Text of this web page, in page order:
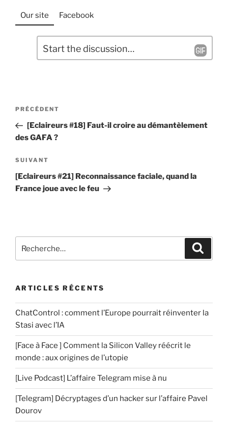
Our site Facebook
e
u
n
c
m
i
e
a
i
e
*
Navigation
l’article
Article
précédent
PRÉCÉDENT
[Eclaireurs #18] Faut-il croire au démantèlement
des GAFA ?
Article
suivant
SUIVANT
[Eclaireurs #21] Reconnaissance faciale, quand la
France joue avec le feu
pour
ARTICLES RÉCENTS
ChatControl : comment l’Europe pourrait réinventer la
Stasi avec l’IA
[Face à Face ] Comment la Silicon Valley réécrit le
monde : aux origines de l’utopie
[Live Podcast] L’affaire Telegram mise à nu
[Telegram] Décryptages d’un hacker sur l’affaire Pavel
Dourov